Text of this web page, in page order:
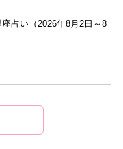
座占い（2026年8月2日～8